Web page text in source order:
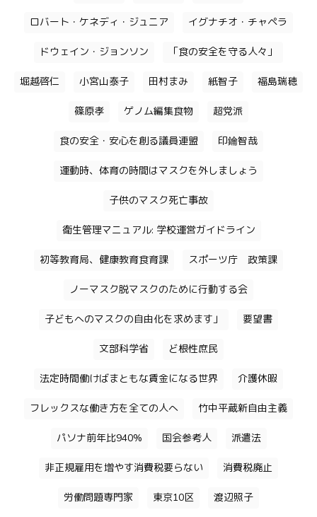
ロバート・ケネディ・ジュニア イグナチオ・チャペラ
ドウェイン・ジョンソン 「食の安全を守る人々」
堀越啓仁 小宮山泰子 田村まみ 紙智子 福島瑞穂
篠原孝 ゲノム編集食物 超党派
食の安全・安心を創る議員連盟 印鑰智哉
運動時、体育の時間はマスクを外しましょう
子供のマスク死亡事故
衛生管理マニュアル: 学校運営ガイドライン
初等教育局、健康教育食育課 スポーツ庁 政策課
ノーマスク脱マスクのために行動する会
子どもへのマスクの自由化を求めます」 要望書
文部科学省 ど根性庶民
法定時間働けばまともな賃金になる世界 介護休暇
フレックスな働き方を全ての人へ 竹中平蔵新自由主義
パソナ前年比940% 国会参考人 派遣法
非正規雇用を増やす消費税要らない 消費税廃止
労働問題専門家 東京10区 渡辺照子